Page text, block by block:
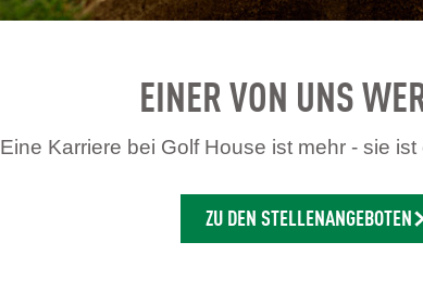
EINER VON UNS
Eine Karriere bei Golf House ist mehr - sie
ZU DEN STELLENANGEBOTEN